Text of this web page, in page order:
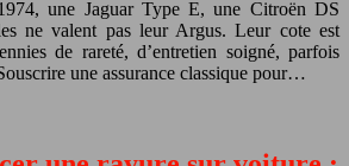
une Jaguar Type E, une Citroën DS
ne valent pas leur Argus. Leur cote est
de rareté, d’entretien soigné, parfois
une assurance classique pour…